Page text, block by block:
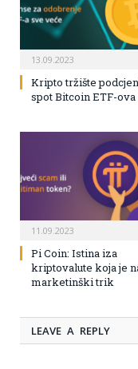
13.09.2023
Kripto tržište
spot Bitcoin ETF-ova
11.09.2023
Pi Coin: Istina iza
kriptovalute koja je
marketinški trik
LEAVE A REPLY